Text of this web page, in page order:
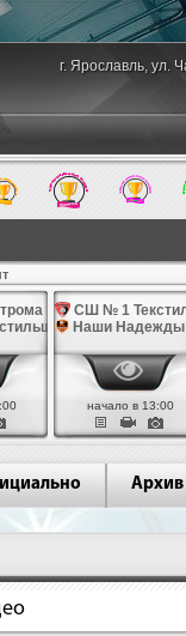
г. Ярославль, ул.
14
14
СШ № 1
Наши Надежды
начало в 13:00
Архив